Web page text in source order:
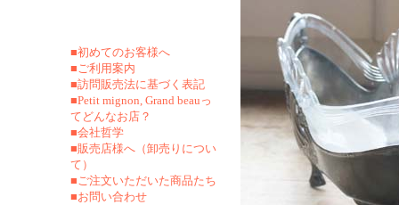
■初めてのお客様へ
■ご利用案内
■訪問販売法に基づく表記
■Petit mignon, Grand beauっ
てどんなお店？
■会社哲学
■販売店様へ（卸売りについ
て）
■ご注文いただいた商品たち
■お問い合わせ